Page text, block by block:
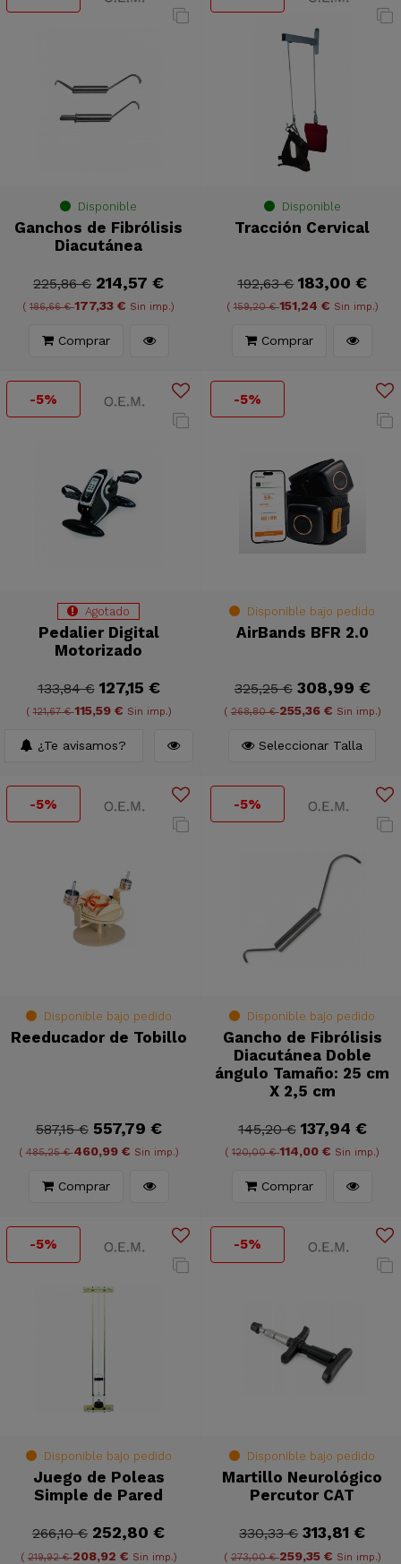
Disponible
Ganchos de Fibrólisis
Diacutánea
225,86 € 214,57 €
(186,66 €177,33 € Sin imp.)
Comprar
Disponible
Tracción Cervical
192,63 € 183,00 €
( 159,20 €151,24 € Sin imp.)
Comprar
-5%
Agotado
Pedalier Digital
Motorizado
133,84 € 127,15 €
(121,67 €115,59 € Sin imp.)
¿Te avisamos?
-5%
Disponible bajo pedido
AirBands BFR 2.0
325,25 € 308,99 €
( 268,80 €255,36 € Sin imp.)
Seleccionar Talla
-5%
Disponible bajo pedido
Reeducador de Tobillo
587,15 € 557,79 €
(485,25 €460,99 € Sin imp.)
Comprar
-5%
Disponible bajo pedido
Gancho de Fibrólisis
Diacutánea Doble
ángulo Tamaño: 25 cm
X 2,5 cm
145,20 € 137,94 €
(120,00 €114,00 € Sin imp.)
Comprar
-5%
Disponible bajo pedido
Juego de Poleas
Simple de Pared
266,10 € 252,80 €
(219,92 €208,92 € Sin imp.)
-5%
Disponible bajo pedido
Martillo Neurológico
Percutor CAT
330,33 € 313,81 €
( 273,00 €259,35 € Sin imp.)